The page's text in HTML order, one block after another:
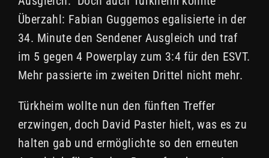
Überzahl: Fabian Guggemos egalisierte in der
34. Minute den Sendener Ausgleich und traf
im 5 gegen 4 Powerplay zum 3:4 für den ESVT.
Mehr passierte im zweiten Drittel nicht mehr.
Türkheim wollte nun den fünften Treffer
erzwingen, doch David Paster hielt, was es zu
halten gab und ermöglichte so den erneuten